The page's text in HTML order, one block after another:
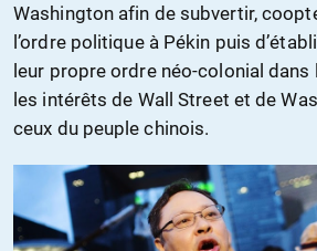
Washington afin de subvertir,
l’ordre politique à Pékin puis
leur propre ordre néo-colonial dans
les intérêts de Wall Street et de
ceux du peuple chinois.